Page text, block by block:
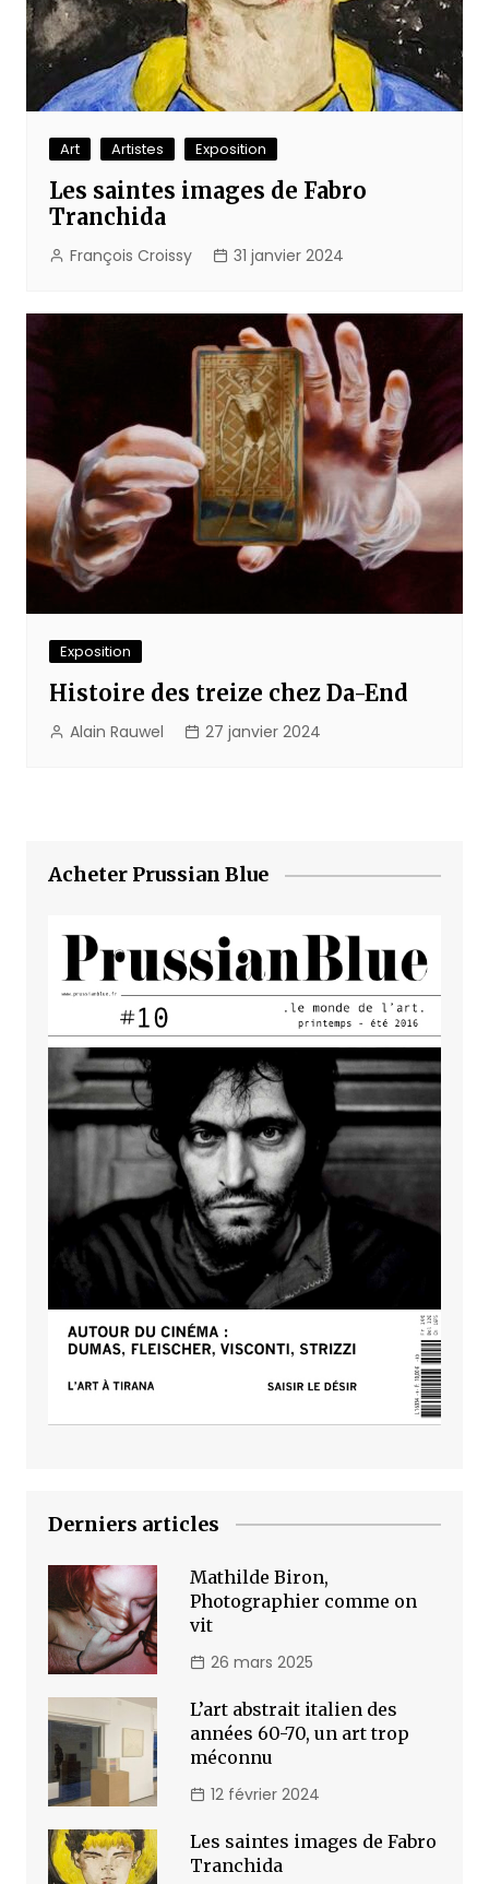
Art Artistes Exposition
Les saintes images de Fabro
Tranchida
François Croissy 31 janvier 2024
Exposition
Histoire des treize chez Da-End
Alain Rauwel 27 janvier 2024
Acheter Prussian Blue
Derniers articles
Mathilde Biron,
Photographier comme on
vit
26 mars 2025
L’art abstrait italien des
années 60-70, un art trop
méconnu
12 février 2024
Les saintes images de Fabro
Tranchida